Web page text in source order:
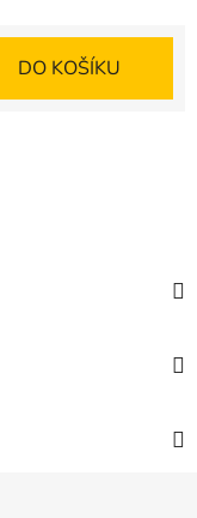
DO KOŠÍKU